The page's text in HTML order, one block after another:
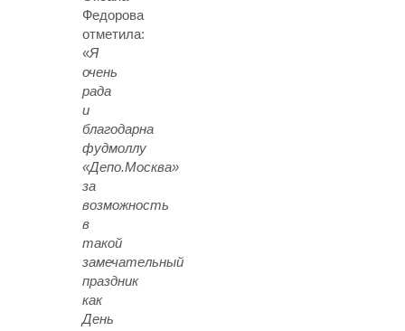
Федорова
отметила:
«Я
очень
рада
и
благодарна
фудмоллу
«Депо.Москва»
за
возможность
в
такой
замечательный
праздник
как
День